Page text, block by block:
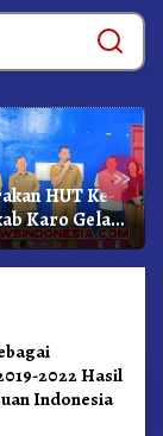
»
HUT Ke-
Karo Gelar
Olahraga
2022 Hasil
Indonesia